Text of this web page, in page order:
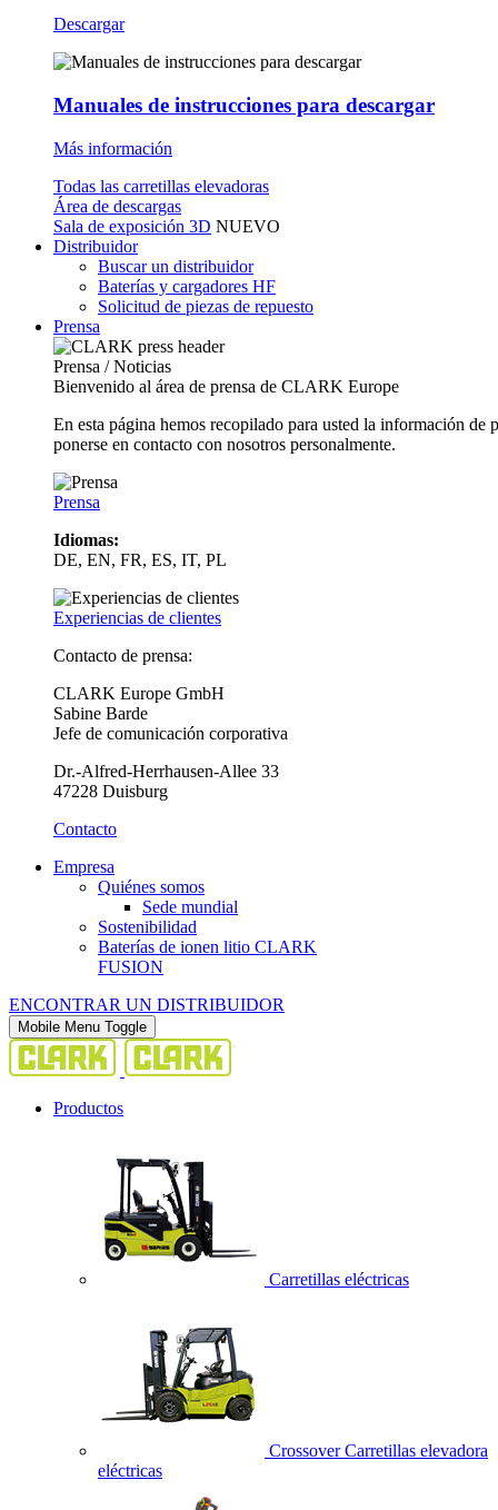
Descargar
Manuales de instrucciones para descargar
Más información
Todas las carretillas elevadoras
Área de descargas
Sala de exposición 3D NUEVO
Distribuidor
Buscar un distribuidor
Baterías y cargadores HF
Solicitud de piezas de repuesto
Prensa
Prensa / Noticias
Bienvenido al área de prensa de CLARK Europe
En esta página hemos recopilado para usted la información
ponerse en contacto con nosotros personalmente.
Prensa
Idiomas:
DE, EN, FR, ES, IT, PL
Experiencias de clientes
Contacto de prensa:
CLARK Europe GmbH
Sabine Barde
Jefe de comunicación corporativa
Dr.-Alfred-Herrhausen-Allee 33
47228 Duisburg
Contacto
Empresa
Quiénes somos
Sede mundial
Sostenibilidad
Baterías de ionen litio CLARK
FUSION
ENCONTRAR UN DISTRIBUIDOR
Mobile Menu Toggle
Productos
Carretillas eléctricas
Crossover Carretillas elevadora
eléctricas